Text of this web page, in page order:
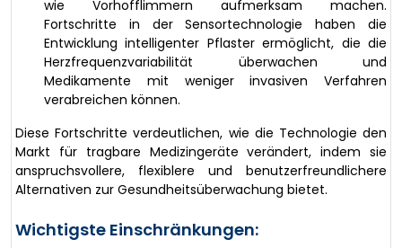
wie Vorhofflimmern aufmerksam machen.
Fortschritte in der Sensortechnologie haben die
Entwicklung intelligenter Pflaster ermöglicht, die die
Herzfrequenzvariabilität überwachen und
Medikamente mit weniger invasiven Verfahren
verabreichen können.
Diese Fortschritte verdeutlichen, wie die Technologie den
Markt für tragbare Medizingeräte verändert, indem sie
anspruchsvollere, flexiblere und benutzerfreundlichere
Alternativen zur Gesundheitsüberwachung bietet.
Wichtigste Einschränkungen: